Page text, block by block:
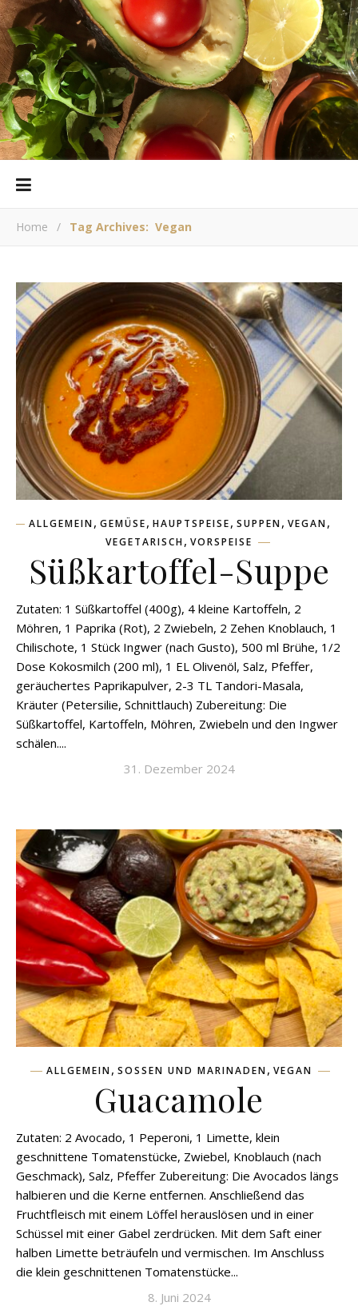
Home / Tag Archives: Vegan
ALLGEMEIN, GEMÜSE, HAUPTSPEISE, SUPPEN, VEGAN,
VEGETARISCH, VORSPEISE
Süßkartoffel-Suppe
Zutaten: 1 Süßkartoffel (400g), 4 kleine Kartoffeln, 2
Möhren, 1 Paprika (Rot), 2 Zwiebeln, 2 Zehen Knoblauch, 1
Chilischote, 1 Stück Ingwer (nach Gusto), 500 ml Brühe, 1/2
Dose Kokosmilch (200 ml), 1 EL Olivenöl, Salz, Pfeffer,
geräuchertes Paprikapulver, 2-3 TL Tandori-Masala,
Kräuter (Petersilie, Schnittlauch) Zubereitung: Die
Süßkartoffel, Kartoffeln, Möhren, Zwiebeln und den Ingwer
schälen....
31. Dezember 2024
ALLGEMEIN, SOSSEN UND MARINADEN , VEGAN
Guacamole
Zutaten: 2 Avocado, 1 Peperoni, 1 Limette, klein
geschnittene Tomatenstücke, Zwiebel, Knoblauch (nach
Geschmack), Salz, Pfeffer Zubereitung: Die Avocados längs
halbieren und die Kerne entfernen. Anschließend das
Fruchtfleisch mit einem Löffel herauslösen und in einer
Schüssel mit einer Gabel zerdrücken. Mit dem Saft einer
halben Limette beträufeln und vermischen. Im Anschluss
die klein geschnittenen Tomatenstücke...
8. Juni 2024